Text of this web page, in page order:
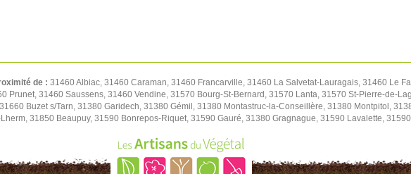
de : 31460 Albiac, 31460 Caraman, 31460 Francarville, 31460 La Salvetat-Lauragais, 31460 Le
Prunet, 31460 Saussens, 31460 Vendine, 31570 Bourg-St-Bernard, 31570 Lanta, 31570 St-Pierre-de-
Buzet s/Tarn, 31380 Garidech, 31380 Gémil, 31380 Montastruc-la-Conseillère, 31380 Montpitol,
31850 Beaupuy, 31590 Bonrepos-Riquet, 31590 Gauré, 31380 Gragnague, 31590 Lavalette,